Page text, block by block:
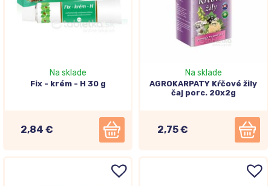
Na sklade
Fix - krém - H 30 g
2,84 €
Na sklade
AGROKARPATY Kŕčové žily
čaj porc. 20x2g
2,75 €